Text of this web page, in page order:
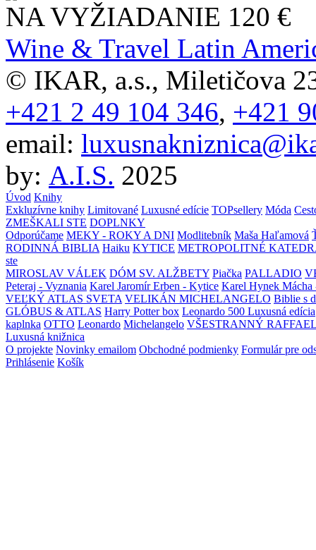
NA VYŽIADANIE 120 €
Wine & Travel Latin
© IKAR, a.s., Miletičova
+421 2 49 104 346, +421
email:
by: A.I.S. 2025
Úvod Knihy
Exkluzívne knihy Limitované Luxusné edície TOPsellery Móda
ZMEŠKALI STE DOPLNKY
Odporúčame MEKY - ROKY A DNI Modlitebník Maša Haľamová
RODINNÁ BIBLIA Haiku KYTICE METROPOLITNÉ
ste
MIROSLAV VÁLEK DÓM SV. ALŽBETY Piačka PALLADIO
Peteraj - Vyznania Karel Jaromír Erben - Kytice Karel Hynek Mácha
VEĽKÝ ATLAS SVETA VELIKÁN MICHELANGELO Biblie s
GLÓBUS & ATLAS Harry Potter box Leonardo 500 Luxusná edícia
kaplnka OTTO Leonardo Michelangelo VŠESTRANNÝ
Luxusná knižnica
O projekte Novinky emailom Obchodné podmienky Formulár pre
Prihlásenie Košík